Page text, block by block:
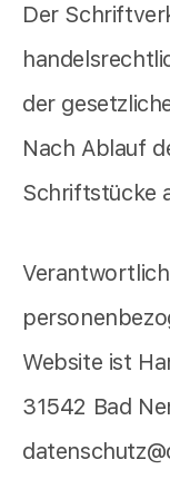
Der
der
Nach Ablauf
Schriftstücke
Website ist
31542 Bad